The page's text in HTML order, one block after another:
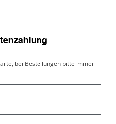
bei Bestellungen bitte immer